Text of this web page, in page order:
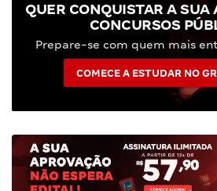
QUER CONQUISTAR A SUA
CONCURSOS
Prepare-se com quem mais
COMECE A ESTUDAR NO